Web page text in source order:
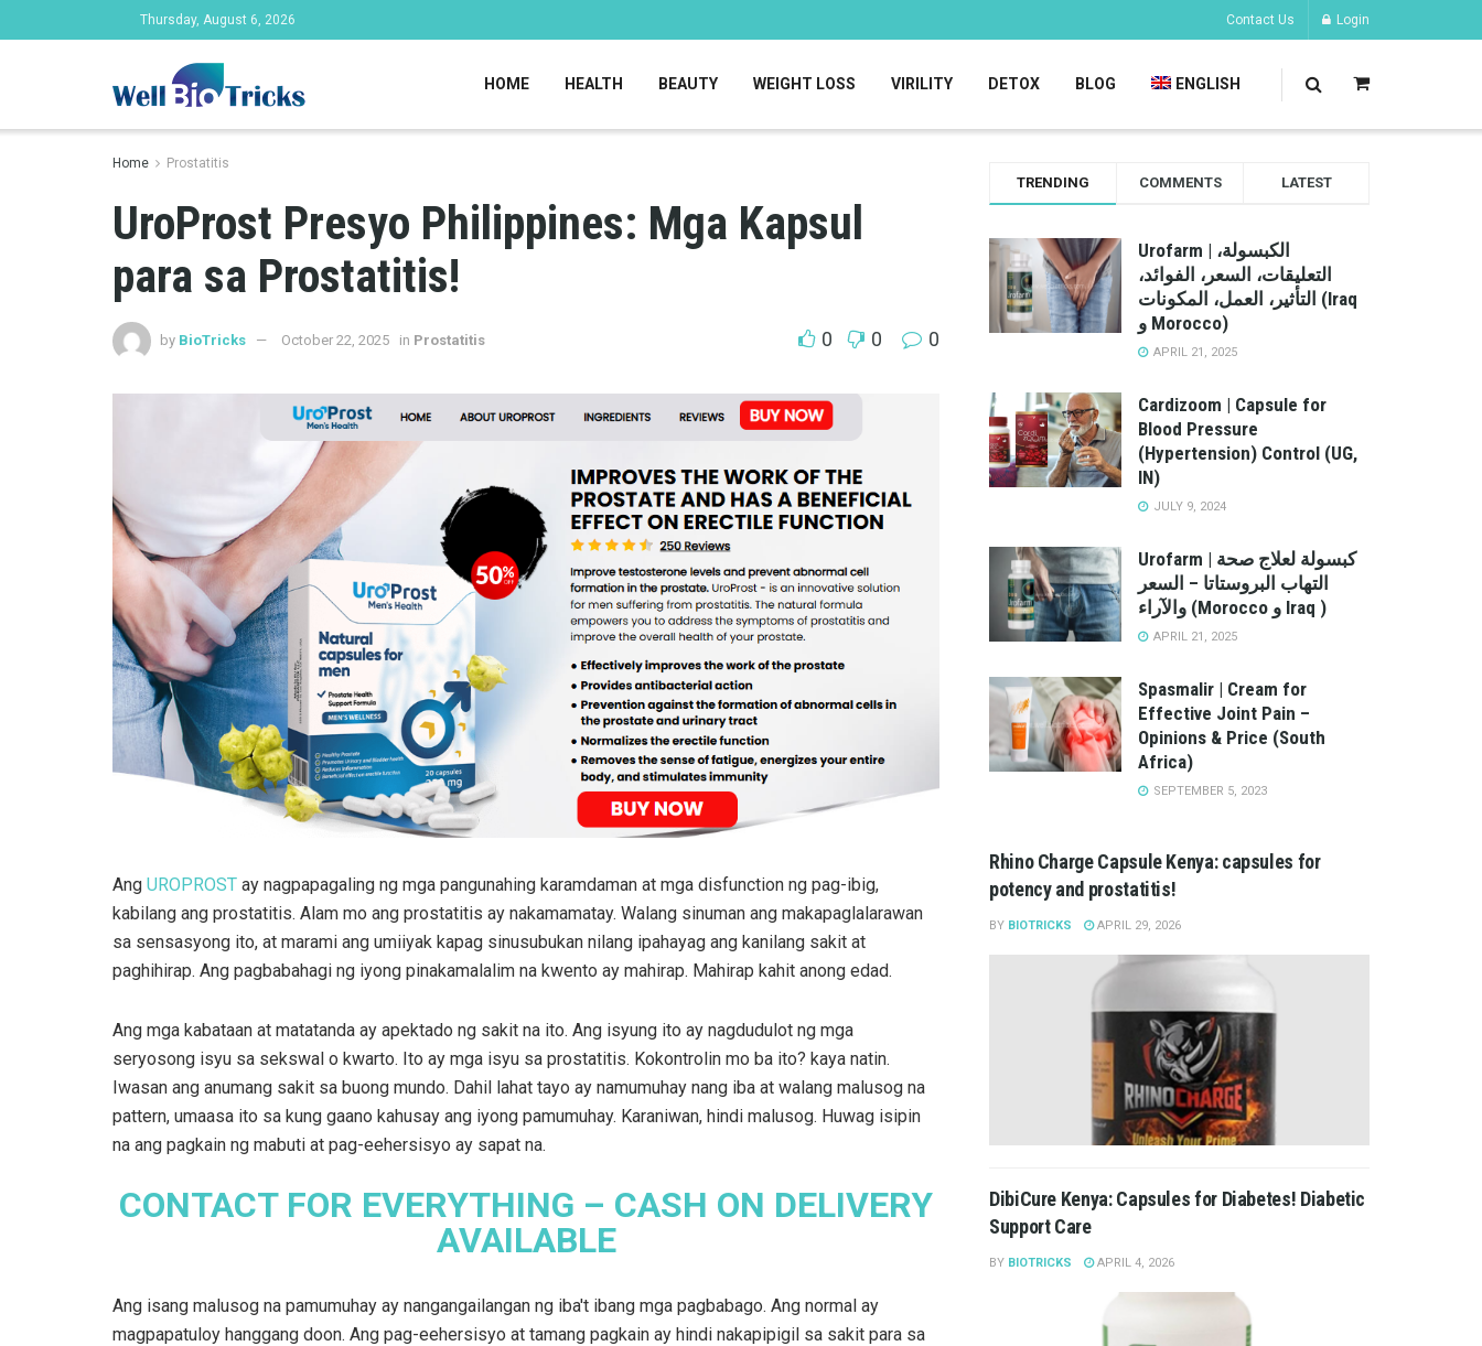
Thursday, August 6, 2026 Contact Us Login
HOME HEALTH BEAUTY WEIGHT LOSS VIRILITY DETOX BLOG ENGLISH
Home Prostatitis
UroProst Presyo Philippines: Mga Kapsul
para sa Prostatitis!
by BioTricks October 22, 2025 in Prostatitis 0 0 0
Ang UROPROST ay nagpapagaling ng mga pangunahing karamdaman at mga disfunction ng pag-ibig,
kabilang ang prostatitis. Alam mo ang prostatitis ay nakamamatay. Walang sinuman ang makapaglalarawan
sa sensasyong ito, at marami ang umiiyak kapag sinusubukan nilang ipahayag ang kanilang sakit at
paghihirap. Ang pagbabahagi ng iyong pinakamalalim na kwento ay mahirap. Mahirap kahit anong edad.
Ang mga kabataan at matatanda ay apektado ng sakit na ito. Ang isyung ito ay nagdudulot ng mga
seryosong isyu sa sekswal o kwarto. Ito ay mga isyu sa prostatitis. Kokontrolin mo ba ito? kaya natin.
Iwasan ang anumang sakit sa buong mundo. Dahil lahat tayo ay namumuhay nang iba at walang malusog na
pattern, umaasa ito sa kung gaano kahusay ang iyong pamumuhay. Karaniwan, hindi malusog. Huwag isipin
na ang pagkain ng mabuti at pag-eehersisyo ay sapat na.
CONTACT FOR EVERYTHING – CASH ON DELIVERY
AVAILABLE
Ang isang malusog na pamumuhay ay nangangailangan ng iba't ibang mga pagbabago. Ang normal ay
magpapatuloy hanggang doon. Ang pag-eehersisyo at tamang pagkain ay hindi nakapipigil sa sakit para sa
TRENDING COMMENTS LATEST
Urofarm | الكبسولة،
التعليقات، السعر، الفوائد،
التأثير، العمل، المكونات (Iraq
و Morocco)
APRIL 21, 2025
Cardizoom | Capsule for
Blood Pressure
(Hypertension) Control (UG,
IN)
JULY 9, 2024
Urofarm | كبسولة لعلاج صحة
التهاب البروستاتا – السعر
والآراء (Morocco و Iraq )
APRIL 21, 2025
Spasmalir | Cream for
Effective Joint Pain –
Opinions & Price (South
Africa)
SEPTEMBER 5, 2023
Rhino Charge Capsule Kenya: capsules for
potency and prostatitis!
BY BIOTRICKS APRIL 29, 2026
DibiCure Kenya: Capsules for Diabetes! Diabetic
Support Care
BY BIOTRICKS APRIL 4, 2026